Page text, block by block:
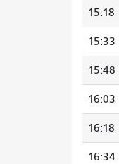
15:18
15:33
15:48
16:03
16:18
16:34